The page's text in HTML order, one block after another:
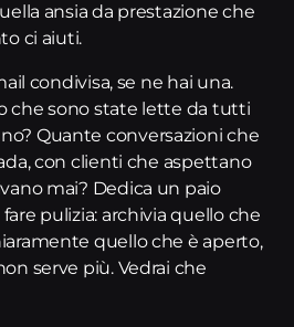
ansia da prestazione che
ci aiuti.
condivisa, se ne hai una.
che sono state lette da tutti
Quante conversazioni che
con clienti che aspettano
mai? Dedica un paio
pulizia: archivia quello che
quello che è aperto,
serve più. Vedrai che